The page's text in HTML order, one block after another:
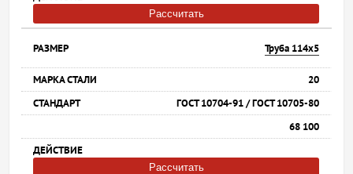
Рассчитать
Труба 114х5
20
ГОСТ 10704-91 / ГОСТ 10705-80
68 100
Рассчитать